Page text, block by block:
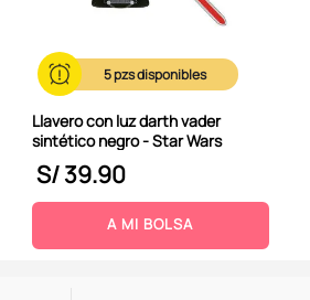
5
Llavero con luz darth vader
sintético negro - Star Wars
S/39.90
A MI BOLSA